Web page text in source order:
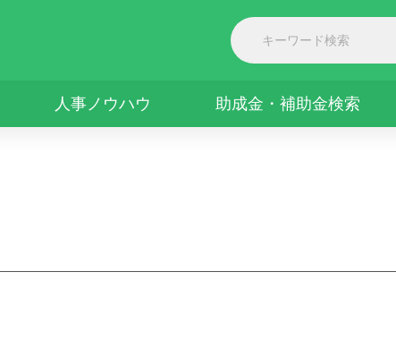
人事ノウハウ 助成金・補助金検索